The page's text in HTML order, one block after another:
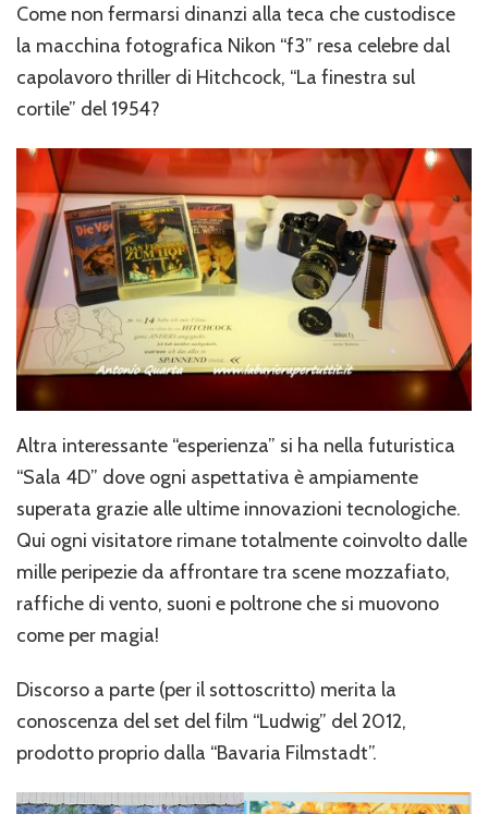
Come non fermarsi dinanzi alla teca che custodisce
la macchina fotografica Nikon “f3” resa celebre dal
capolavoro thriller di Hitchcock, “La finestra sul
cortile” del 1954?
Altra interessante “esperienza” si ha nella futuristica
“Sala 4D” dove ogni aspettativa è ampiamente
superata grazie alle ultime innovazioni tecnologiche.
Qui ogni visitatore rimane totalmente coinvolto dalle
mille peripezie da affrontare tra scene mozzafiato,
raffiche di vento, suoni e poltrone che si muovono
come per magia!
Discorso a parte (per il sottoscritto) merita la
conoscenza del set del film “Ludwig” del 2012,
prodotto proprio dalla “Bavaria Filmstadt”.